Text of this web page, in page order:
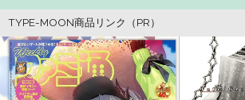
【悲報】女子自転車競技、ブラに綿を詰
抗を減らすチート技が発覚ｗｗｗ
【画像】瀬戸環奈（セトカン）さん、テ